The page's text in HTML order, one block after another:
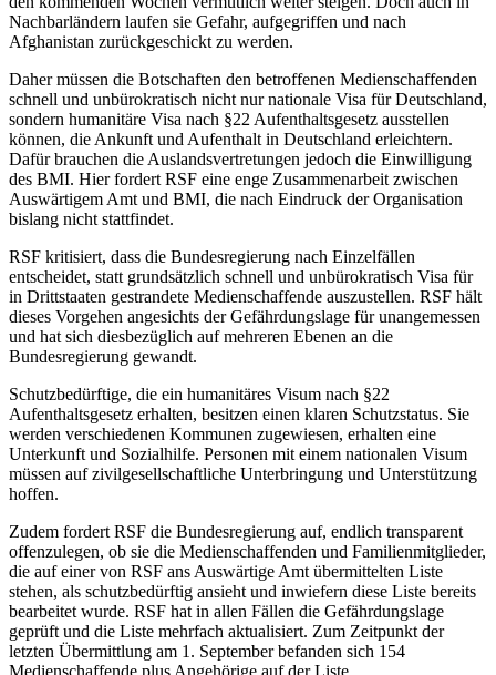
Nachbarländern laufen sie Gefahr, aufgegriffen und nach
Afghanistan zurückgeschickt zu werden.
Daher müssen die Botschaften den betroffenen Medienschaffenden
schnell und unbürokratisch nicht nur nationale Visa für Deutschland,
sondern humanitäre Visa nach §22 Aufenthaltsgesetz ausstellen
können, die Ankunft und Aufenthalt in Deutschland erleichtern.
Dafür brauchen die Auslandsvertretungen jedoch die Einwilligung
des BMI. Hier fordert RSF eine enge Zusammenarbeit zwischen
Auswärtigem Amt und BMI, die nach Eindruck der Organisation
bislang nicht stattfindet.
RSF kritisiert, dass die Bundesregierung nach Einzelfällen
entscheidet, statt grundsätzlich schnell und unbürokratisch Visa für
in Drittstaaten gestrandete Medienschaffende auszustellen. RSF hält
dieses Vorgehen angesichts der Gefährdungslage für unangemessen
und hat sich diesbezüglich auf mehreren Ebenen an die
Bundesregierung gewandt.
Schutzbedürftige, die ein humanitäres Visum nach §22
Aufenthaltsgesetz erhalten, besitzen einen klaren Schutzstatus. Sie
werden verschiedenen Kommunen zugewiesen, erhalten eine
Unterkunft und Sozialhilfe. Personen mit einem nationalen Visum
müssen auf zivilgesellschaftliche Unterbringung und Unterstützung
hoffen.
Zudem fordert RSF die Bundesregierung auf, endlich transparent
offenzulegen, ob sie die Medienschaffenden und Familienmitglieder,
die auf einer von RSF ans Auswärtige Amt übermittelten Liste
stehen, als schutzbedürftig ansieht und inwiefern diese Liste bereits
bearbeitet wurde. RSF hat in allen Fällen die Gefährdungslage
geprüft und die Liste mehrfach aktualisiert. Zum Zeitpunkt der
letzten Übermittlung am 1. September befanden sich 154